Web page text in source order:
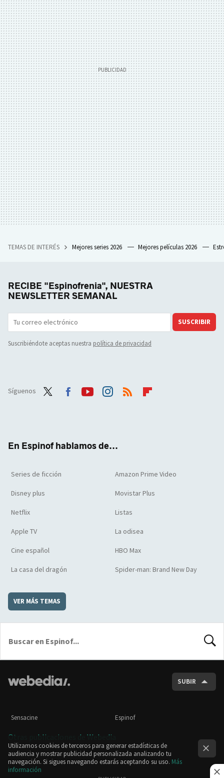
TEMAS DE INTERÉS Mejores series 2026 Mejores películas 2026
RECIBE "Espinofrenia", NUESTRA
NEWSLETTER SEMANAL
SUSCRIBIR
Suscribiéndote aceptas nuestra política de privacidad
Síguenos
En Espinof hablamos de...
Series de ficción Amazon Prime Video
Disney plus Movistar Plus
Netflix Listas
Apple TV La odisea
Cine español HBO Max
La casa del dragón Spider-man: Brand New Day
VER MÁS TEMAS
SUBIR
Sensacine Espinof
Otras publicaciones de Webedia
Utilizamos cookies de terceros para generar estadísticas de
audiencia y mostrar publicidad personalizada analizando tu
navegación. Si sigues navegando estarás aceptando su uso. Más
información